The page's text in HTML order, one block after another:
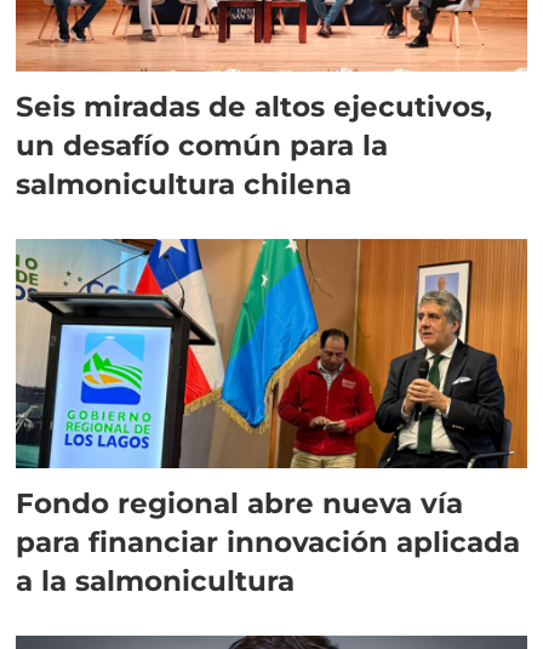
Seis miradas de altos ejecutivos,
un desafío común para la
salmonicultura chilena
Fondo regional abre nueva vía
para financiar innovación aplicada
a la salmonicultura